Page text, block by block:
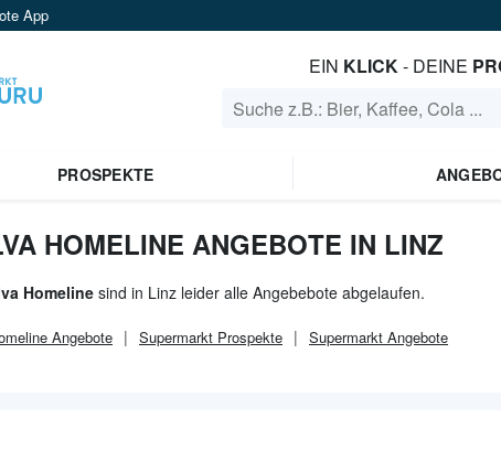
App
EIN KLICK- DEINE
PROSPEKTE
HOMELINE ANGEBOTE IN LINZ
Homeline sind in Linz leider alle Angebebote abgelaufen.
Angebote Supermarkt Prospekte Supermarkt Angebote